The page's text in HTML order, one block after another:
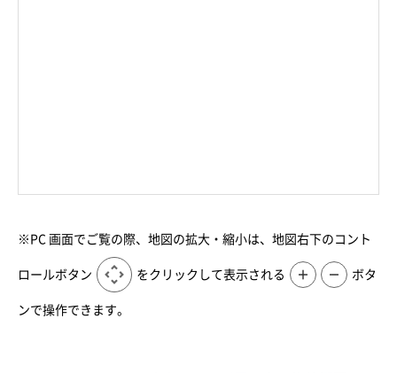
※PC 画面でご覧の際、地図の拡大・縮小は、地図右下のコント
ロールボタン をクリックして表示される ＋ － ボタ
ンで操作できます。